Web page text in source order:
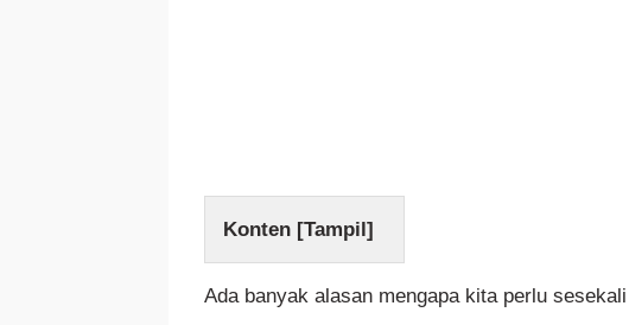
Konten [Tampil]
Ada banyak alasan mengapa kita perlu